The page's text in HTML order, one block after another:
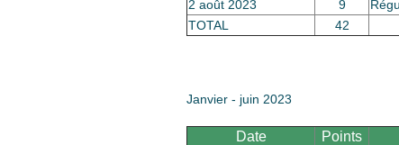
2 août 2023
9
TOTAL
42
Janvier - juin 2023
Date Points